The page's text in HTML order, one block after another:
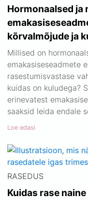
Hormonaalsed ja
kõrvalmõjude ja
Millised on
emakasiseseadmete
rasestumisvastase
kuidas on kuludega?
erinevatest
saaksid leida endale
Loe edasi
RASEDUS
Kuidas rase